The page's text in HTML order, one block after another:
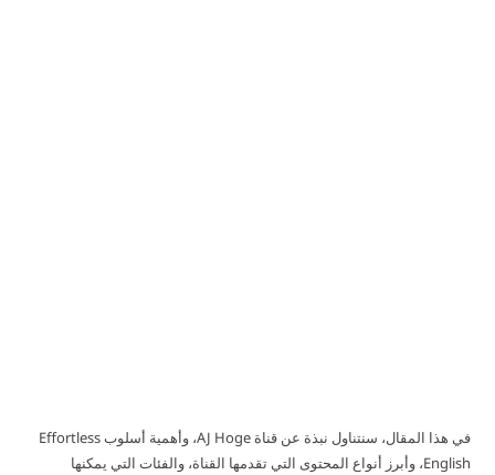
في هذا المقال، سنتناول نبذة عن قناة AJ Hoge، وأهمية أسلوب Effortless
English، وأبرز أنواع المحتوى التي تقدمها القناة، والفئات التي يمكنها